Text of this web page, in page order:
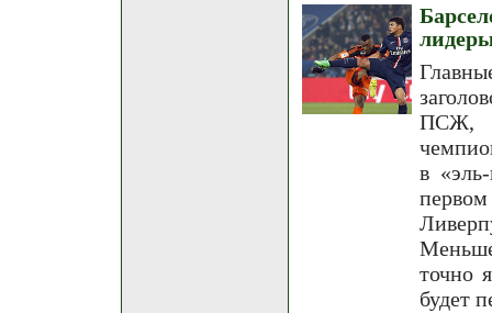
ПСЖ,
в
точно
будет